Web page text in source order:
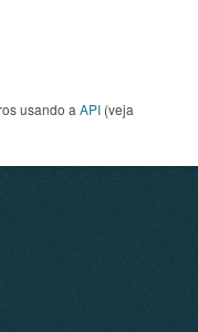
usando a API (veja